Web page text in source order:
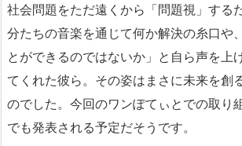
社会問題をただ遠くから「問題視」する
分たちの音楽を通じて何か解決の糸口や
とができるのではないか」と自ら声を上
てくれた彼ら。その姿はまさに未来を創
のでした。今回のワンぽてぃとでの取り
でも発表される予定だそうです。